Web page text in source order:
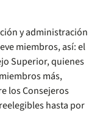
y administración
miembros, así: el
Superior, quienes
más,
los Consejeros
hasta por